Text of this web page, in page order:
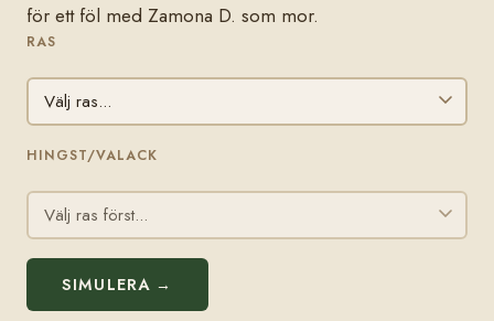
för ett föl med Zamona D. som mor.
RAS
HINGST/VALACK
SIMULERA →